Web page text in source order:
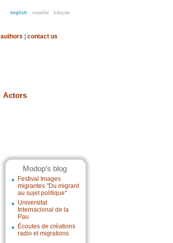
english español français
authors contact us
Actors
Modop’s blog
Festival Images
migrantes "Du migrant
au sujet politique"
Universitat
Internacional de la
Pau
Écoutes de créations
radio et migrations